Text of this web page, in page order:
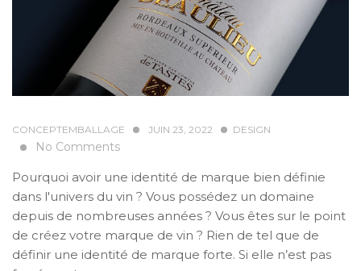
CONCEPTEMBALLAGE JUIN 23, 2022 DESIGN
No Comments
Pourquoi avoir une identité de marque bien définie
dans l'univers du vin ? Vous possédez un domaine
depuis de nombreuses années ? Vous êtes sur le point
de créez votre marque de vin ? Rien de tel que de
définir une identité de marque forte. Si elle n’est pas